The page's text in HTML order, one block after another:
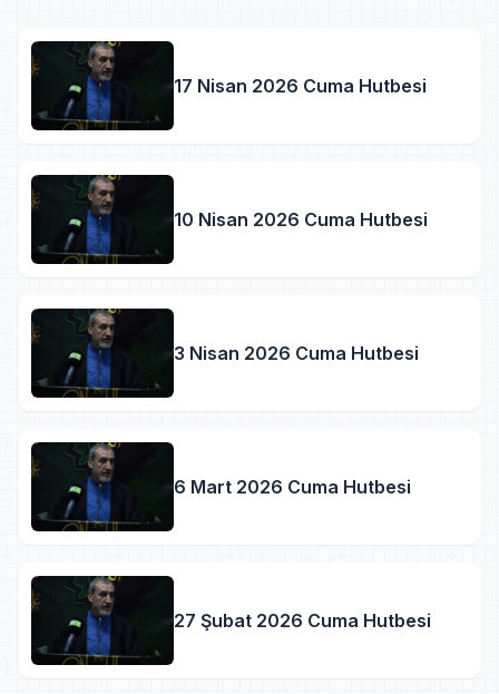
17 Nisan 2026 Cuma Hutbesi
10 Nisan 2026 Cuma Hutbesi
3 Nisan 2026 Cuma Hutbesi
6 Mart 2026 Cuma Hutbesi
27 Şubat 2026 Cuma Hutbesi